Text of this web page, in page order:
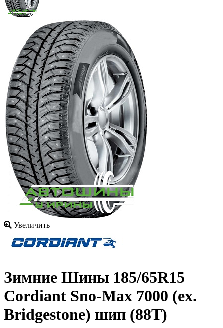
Увеличить
Зимние Шины 185/65R15
Cordiant Sno-Max 7000 (ex.
Bridgestone) шип (88T)